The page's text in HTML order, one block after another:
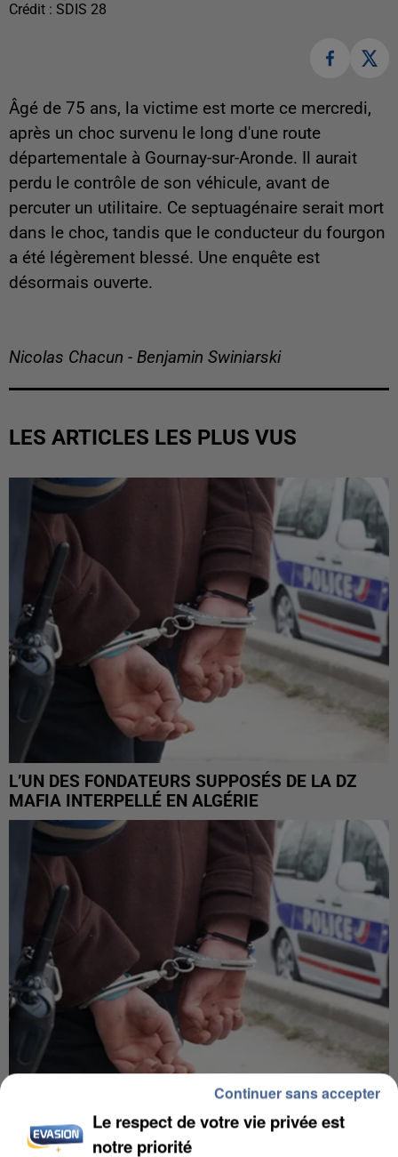
Crédit : SDIS 28
Âgé de 75 ans, la victime est morte ce mercredi,
après un choc survenu le long d'une route
départementale à Gournay-sur-Aronde. Il aurait
perdu le contrôle de son véhicule, avant de
percuter un utilitaire. Ce septuagénaire serait mort
dans le choc, tandis que le conducteur du fourgon
a été légèrement blessé. Une enquête est
désormais ouverte.
Nicolas Chacun - Benjamin Swiniarski
LES ARTICLES LES PLUS VUS
L’UN DES FONDATEURS SUPPOSÉS DE LA DZ
MAFIA INTERPELLÉ EN ALGÉRIE
UN SECOND CADRE DE LA DZ MAFIA
INTERPELLÉ EN ALGÉRIE
Le respect de votre vie privée est
notre priorité
Continuer sans accepter